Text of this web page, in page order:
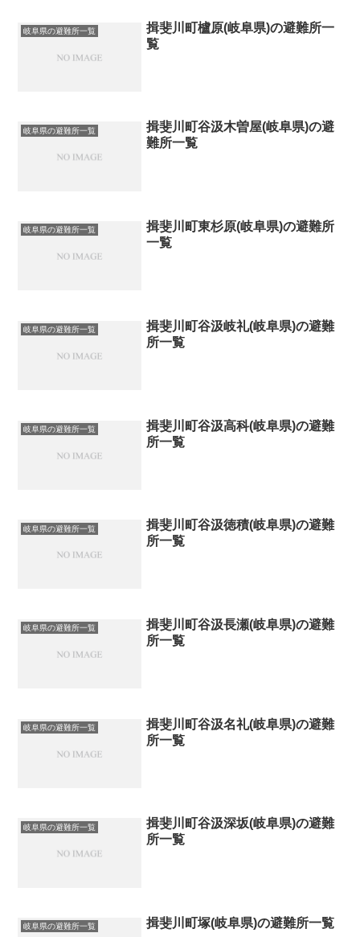
岐阜県の避難所一覧
揖斐川町櫨原(岐阜県)の避難所一
覧
岐阜県の避難所一覧
揖斐川町谷汲木曽屋(岐阜県)の避
難所一覧
岐阜県の避難所一覧
揖斐川町東杉原(岐阜県)の避難所
一覧
岐阜県の避難所一覧
揖斐川町谷汲岐礼(岐阜県)の避難
所一覧
岐阜県の避難所一覧
揖斐川町谷汲高科(岐阜県)の避難
所一覧
岐阜県の避難所一覧
揖斐川町谷汲徳積(岐阜県)の避難
所一覧
岐阜県の避難所一覧
揖斐川町谷汲長瀬(岐阜県)の避難
所一覧
岐阜県の避難所一覧
揖斐川町谷汲名礼(岐阜県)の避難
所一覧
岐阜県の避難所一覧
揖斐川町谷汲深坂(岐阜県)の避難
所一覧
岐阜県の避難所一覧 揖斐川町塚(岐阜県)の避難所一覧